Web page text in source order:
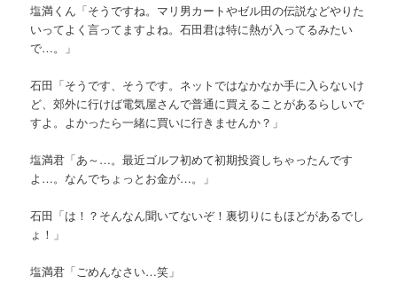
塩満くん「そうですね。マリ男カートやゼル田の伝説などやりた
いってよく言ってますよね。石田君は特に熱が入ってるみたい
で…。」
石田「そうです、そうです。ネットではなかなか手に入らないけ
ど、郊外に行けば電気屋さんで普通に買えることがあるらしいで
すよ。よかったら一緒に買いに行きませんか？」
塩満君「あ～…。最近ゴルフ初めて初期投資しちゃったんです
よ…。なんでちょっとお金が…。」
石田「は！？そんなん聞いてないぞ！裏切りにもほどがあるでし
ょ！」
塩満君「ごめんなさい…笑」